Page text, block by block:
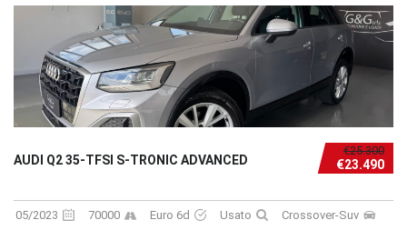
€25.300
€23.490
AUDI Q2 35-TFSI S-TRONIC ADVANCED
05/2023 70000 Euro 6d Usato
Crossover-Suv